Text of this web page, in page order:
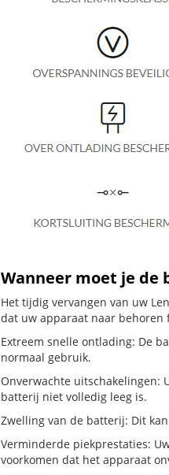
Wanneer moet je de
Het tijdig vervangen van uw
dat uw apparaat naar
Extreem snelle ontlading: De
normaal gebruik.
Onverwachte uitschakelingen:
batterij niet volledig leeg is.
Zwelling van de batterij: Dit
Verminderde piekprestaties:
voorkomen dat het apparaat